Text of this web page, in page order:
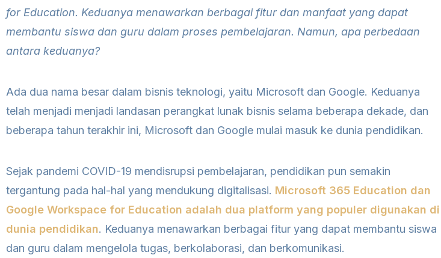
for Education. Keduanya menawarkan berbagai fitur dan manfaat yang dapat
membantu siswa dan guru dalam proses pembelajaran. Namun, apa perbedaan
antara keduanya?
Ada dua nama besar dalam bisnis teknologi, yaitu Microsoft dan Google. Keduanya
telah menjadi menjadi landasan perangkat lunak bisnis selama beberapa dekade, dan
beberapa tahun terakhir ini, Microsoft dan Google mulai masuk ke dunia pendidikan.
Sejak pandemi COVID-19 mendisrupsi pembelajaran, pendidikan pun semakin
tergantung pada hal-hal yang mendukung digitalisasi. Microsoft 365 Education dan
Google Workspace for Education adalah dua platform yang populer digunakan di
dunia pendidikan. Keduanya menawarkan berbagai fitur yang dapat membantu siswa
dan guru dalam mengelola tugas, berkolaborasi, dan berkomunikasi.